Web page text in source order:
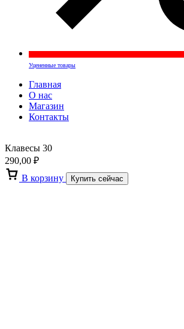
Уцененные товары
Главная
О нас
Магазин
Контакты
Клавесы 30
290,00 ₽
В корзину
Купить сейчас